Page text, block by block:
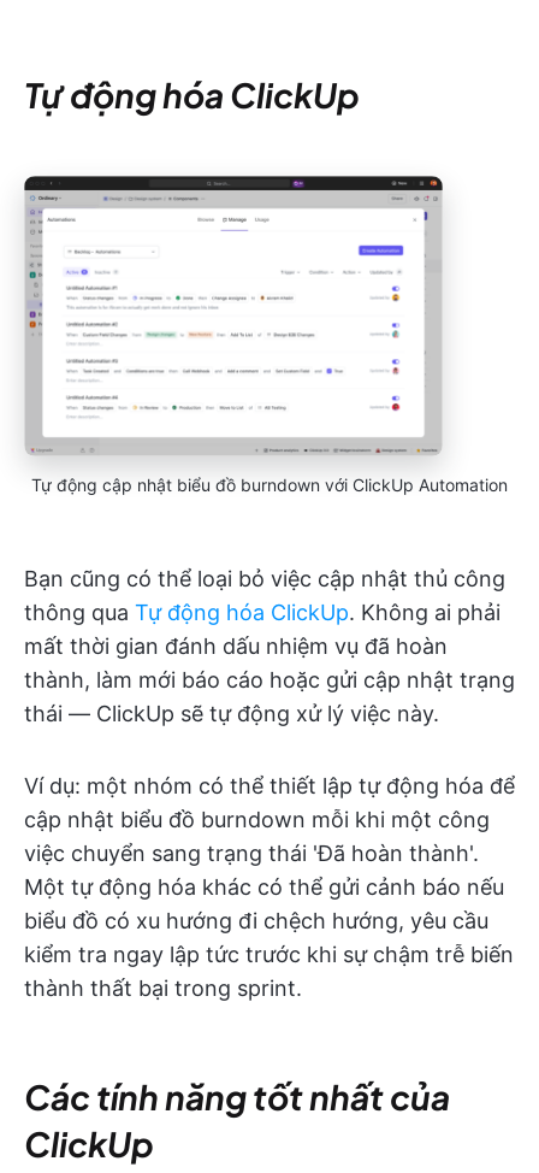
Tự động hóa ClickUp
Tự động cập nhật biểu đồ burndown với ClickUp Automation
Bạn cũng có thể loại bỏ việc cập nhật thủ công
thông qua Tự động hóa ClickUp. Không ai phải
mất thời gian đánh dấu nhiệm vụ đã hoàn
thành, làm mới báo cáo hoặc gửi cập nhật trạng
thái — ClickUp sẽ tự động xử lý việc này.
Ví dụ: một nhóm có thể thiết lập tự động hóa để
cập nhật biểu đồ burndown mỗi khi một công
việc chuyển sang trạng thái 'Đã hoàn thành'.
Một tự động hóa khác có thể gửi cảnh báo nếu
biểu đồ có xu hướng đi chệch hướng, yêu cầu
kiểm tra ngay lập tức trước khi sự chậm trễ biến
thành thất bại trong sprint.
Các tính năng tốt nhất của
ClickUp